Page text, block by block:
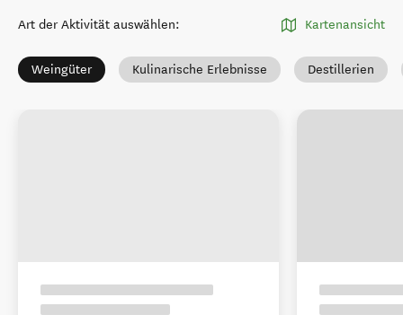
Art der Aktivität auswählen: Kartenansicht
Weingüter Kulinarische Erlebnisse Destillerien